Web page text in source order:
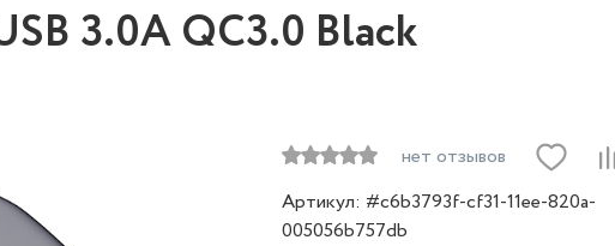
3.0A QC3.0 Black
нет отзывов
Артикул: #c6b3793f-cf31-11ee-820a-
005056b757db